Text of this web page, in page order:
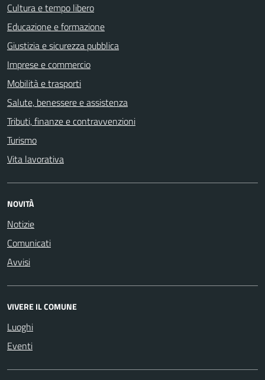
Cultura e tempo libero
Educazione e formazione
Giustizia e sicurezza pubblica
Imprese e commercio
Mobilità e trasporti
Salute, benessere e assistenza
Tributi, finanze e contravvenzioni
Turismo
Vita lavorativa
NOVITÀ
Notizie
Comunicati
Avvisi
VIVERE IL COMUNE
Luoghi
Eventi